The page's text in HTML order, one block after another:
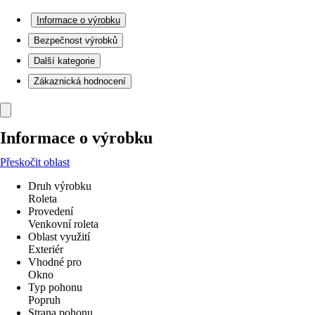
Informace o výrobku
Bezpečnost výrobků
Další kategorie
Zákaznická hodnocení
Informace o výrobku
Přeskočit oblast
Druh výrobku
Roleta
Provedení
Venkovní roleta
Oblast využití
Exteriér
Vhodné pro
Okno
Typ pohonu
Popruh
Strana pohonu